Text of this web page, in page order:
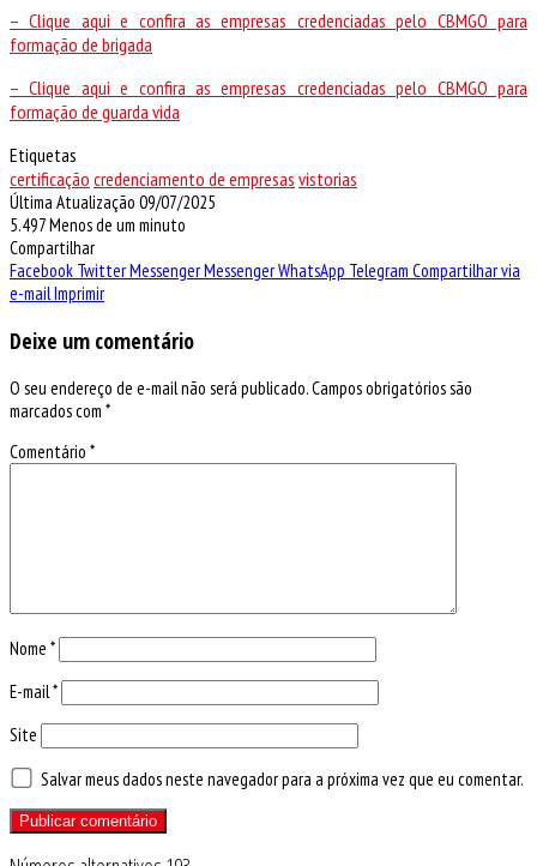
– Clique aqui e confira as empresas credenciadas pelo CBMGO para
formação de brigada
– Clique aqui e confira as empresas credenciadas pelo CBMGO para
formação de guarda vida
Etiquetas
certificação credenciamento de empresas vistorias
Última Atualização 09/07/2025
5.497Menos de um minuto
Compartilhar
Facebook TwitterMessengerMessengerWhatsApp Telegram Compartilhar via
e-mailImprimir
Deixe um comentário
O seu endereço de e-mail não será publicado.Campos obrigatórios são
marcados com *
Comentário *
Nome *
E-mail*
Site
Salvar meus dados neste navegador para a próxima vez que eu comentar.